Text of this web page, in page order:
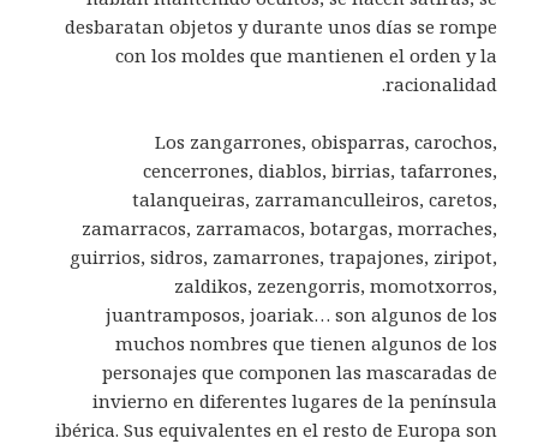
desbaratan objetos y durante unos días se rompe
con los moldes que mantienen el orden y la
racionalidad.
Los zangarrones, obisparras, carochos,
cencerrones, diablos, birrias, tafarrones,
talanqueiras, zarramanculleiros, caretos,
zamarracos, zarramacos, botargas, morraches,
guirrios, sidros, zamarrones, trapajones, ziripot,
zaldikos, zezengorris, momotxorros,
juantramposos, joariak… son algunos de los
muchos nombres que tienen algunos de los
personajes que componen las mascaradas de
invierno en diferentes lugares de la península
ibérica. Sus equivalentes en el resto de Europa son